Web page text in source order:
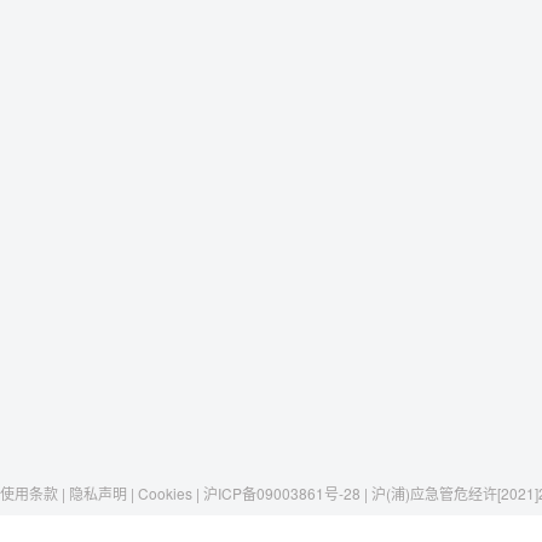
使用条款 | 隐私声明 | Cookies | 沪ICP备09003861号-28 | 沪(浦)应急管危经许